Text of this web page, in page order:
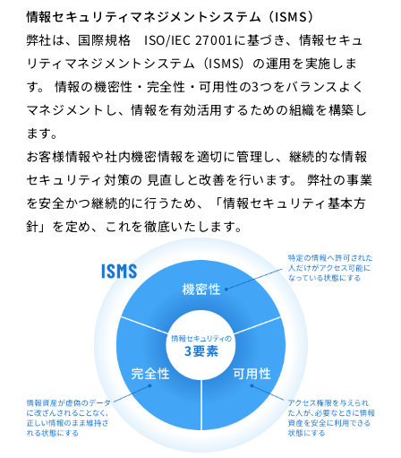
情報セキュリティマネジメントシステム（ISMS）
弊社は、国際規格 ISO/IEC 27001に基づき、情報セキュ
リティマネジメントシステム（ISMS）の運用を実施しま
す。 情報の機密性・完全性・可用性の3つをバランスよく
マネジメントし、情報を有効活用するための組織を構築し
ます。
お客様情報や社内機密情報を適切に管理し、継続的な情報
セキュリティ対策の 見直しと改善を行います。 弊社の事業
を安全かつ継続的に行うため、「情報セキュリティ基本方
針」を定め、これを徹底いたします。